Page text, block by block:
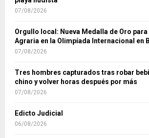
playa nudista
07/08/2026
Orgullo local: Nueva Medalla de Oro para
Agraria en la Olimpíada Internacional en
07/08/2026
Tres hombres capturados tras robar
chino y volver horas después por más
07/08/2026
Edicto Judicial
06/08/2026